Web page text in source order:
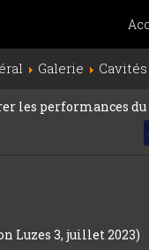
Galerie
les performances
Luzes 3, juillet 2023)